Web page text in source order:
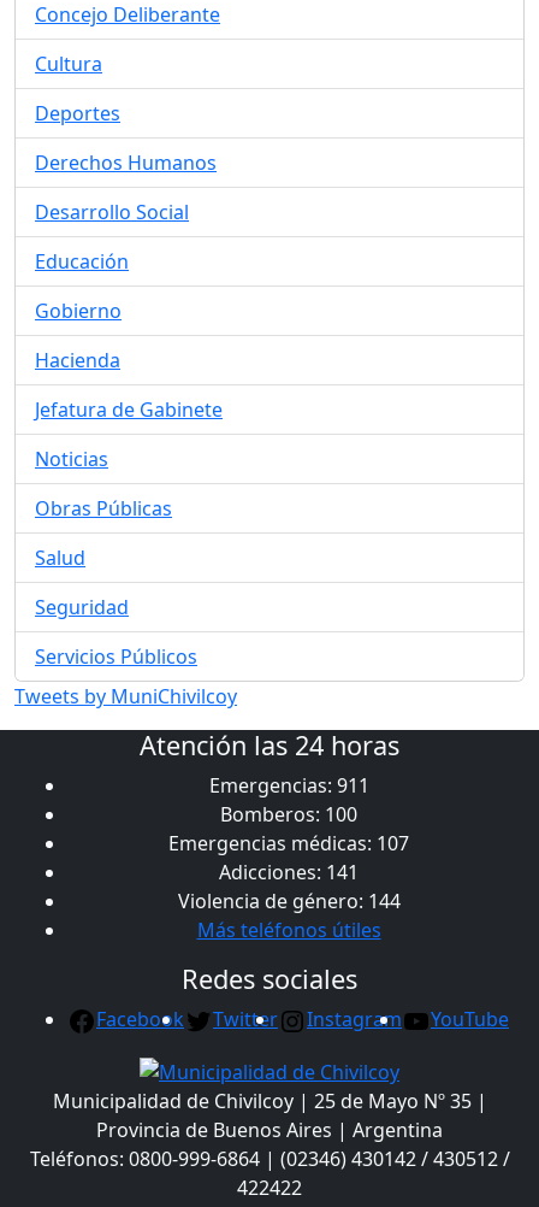
Concejo Deliberante
Cultura
Deportes
Derechos Humanos
Desarrollo Social
Educación
Gobierno
Hacienda
Jefatura de Gabinete
Noticias
Obras Públicas
Salud
Seguridad
Servicios Públicos
Tweets by MuniChivilcoy
Atención las 24 horas
Emergencias: 911
Bomberos: 100
Emergencias médicas: 107
Adicciones: 141
Violencia de género: 144
Más teléfonos útiles
Redes sociales
Facebook Twitter Instagram YouTube
Municipalidad de Chivilcoy | 25 de Mayo Nº 35 |
Provincia de Buenos Aires | Argentina
Teléfonos: 0800-999-6864 | (02346) 430142 / 430512 /
422422